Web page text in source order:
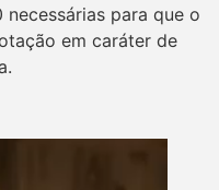
para que o
em caráter de